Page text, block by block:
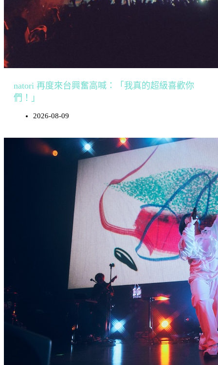
natori 再度來台興奮高喊：「我真的超級喜歡你
們！」
2026-08-09